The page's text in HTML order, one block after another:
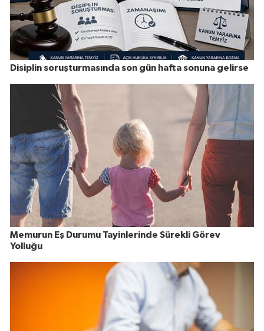
Disiplin soruşturmasında son gün hafta sonuna gelirse
Memurun Eş Durumu Tayinlerinde Sürekli Görev
Yolluğu